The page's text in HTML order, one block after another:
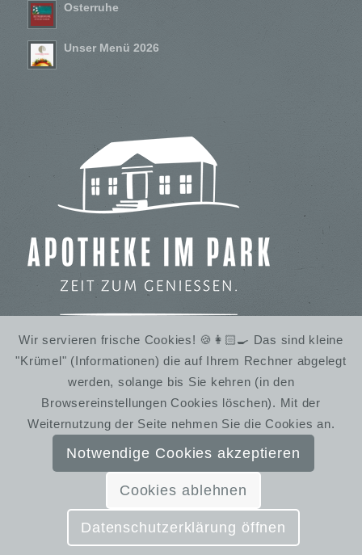
Osterruhe
Unser Menü 2026
IMBISS IM STADTPARK
Wir servieren frische Cookies! 🍪👩🏻‍🍳 Das sind kleine
"Krümel" (Informationen) die auf Ihrem Rechner abgelegt
werden, solange bis Sie kehren (in den
Browsereinstellungen Cookies löschen). Mit der
Weiternutzung der Seite nehmen Sie die Cookies an.
Notwendige Cookies akzeptieren
Cookies ablehnen
Datenschutzerklärung öffnen